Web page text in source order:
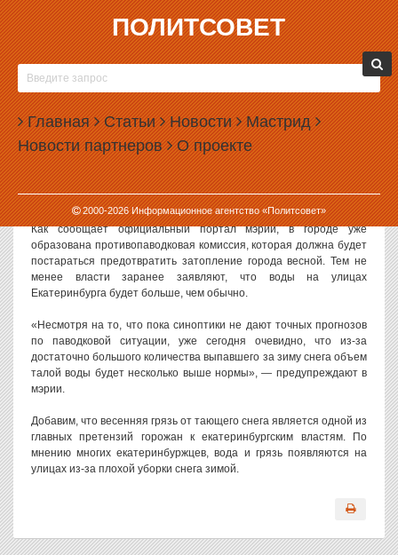
ПОЛИТСОВЕТ
Главная Статьи Новости Мастрид
Новости партнеров О проекте
2000-2026Информационное агентство «Политсовет»
25.02.2013, 18:02
ЕКАТЕРИНБУРГУ ПООБЕЩАЛИ УСИЛЕННЫЙ
ПАВОДОК
Несмотря на то, что в Екатеринбурге еще не выпал (и,
соответственно, не был убран) весь зимний снег, администрация
города уже предупредила горожан о новой надвигающейся
проблеме. Городские власти ожидают в этом году усиленный
поводок.
Как сообщает официальный портал мэрии, в городе уже
образована противопаводковая комиссия, которая должна будет
постараться предотвратить затопление города весной. Тем не
менее власти заранее заявляют, что воды на улицах
Екатеринбурга будет больше, чем обычно.
«Несмотря на то, что пока синоптики не дают точных прогнозов
по паводковой ситуации, уже сегодня очевидно, что из-за
достаточно большого количества выпавшего за зиму снега объем
талой воды будет несколько выше нормы», — предупреждают в
мэрии.
Добавим, что весенняя грязь от тающего снега является одной из
главных претензий горожан к екатеринбургским властям. По
мнению многих екатеринбуржцев, вода и грязь появляются на
улицах из-за плохой уборки снега зимой.